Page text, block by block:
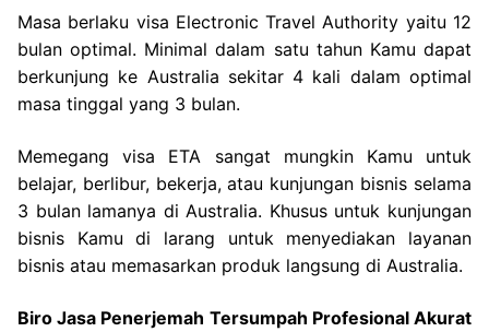
Masa berlaku visa Electronic Travel Authority yaitu 12
bulan optimal. Minimal dalam satu tahun Kamu dapat
berkunjung ke Australia sekitar 4 kali dalam optimal
masa tinggal yang 3 bulan.
Memegang visa ETA sangat mungkin Kamu untuk
belajar, berlibur, bekerja, atau kunjungan bisnis selama
3 bulan lamanya di Australia. Khusus untuk kunjungan
bisnis Kamu di larang untuk menyediakan layanan
bisnis atau memasarkan produk langsung di Australia.
Biro Jasa Penerjemah Tersumpah Profesional Akurat